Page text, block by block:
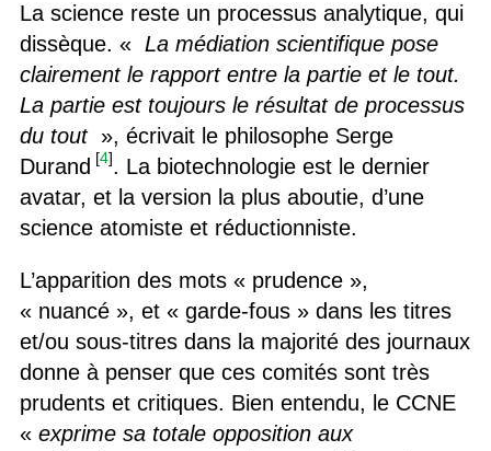
La science reste un processus analytique, qui
dissèque. « La médiation scientifique pose
clairement le rapport entre la partie et le tout.
La partie est toujours le résultat de processus
du tout », écrivait le philosophe Serge
Durand [4]. La biotechnologie est le dernier
avatar, et la version la plus aboutie, d’une
science atomiste et réductionniste.
L’apparition des mots « prudence »,
« nuancé », et « garde-fous » dans les titres
et/ou sous-titres dans la majorité des journaux
donne à penser que ces comités sont très
prudents et critiques. Bien entendu, le CCNE
« exprime sa totale opposition aux